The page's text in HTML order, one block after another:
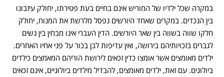
במקרה שכל ילדיו של המוריש אינם בחיים בעת פטירתו, יחולק עיזבונו
בין הנכדים. במקרים שאחד היורשים נפסל מלרשת את המנוח, יחולק
חלקו שווה בשווה בין שאר היורשים. הדין העברי אינו מבחין בין נשים
לגברים בזכויותיהם בירושה, ואין עדיפות לבן בכור על פני אחיו האחרים.
ילדים מאומצים אשר אומצו כדין זכאים לירושת הוריהם המאמצים כילדים
ביולוגים. עם זאת, ילדים מאומצים, להבדיל מילדים ביולוגיים, אינם זכאים